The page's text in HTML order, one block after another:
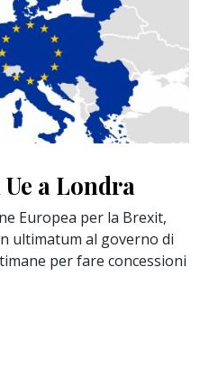
a Londra
Europea per la Brexit,
ultimatum al governo di
per fare concessioni